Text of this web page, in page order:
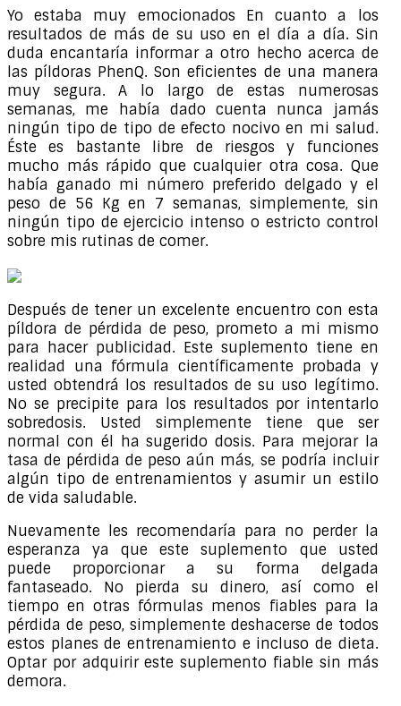
Yo estaba muy emocionados En cuanto a los
resultados de más de su uso en el día a día. Sin
duda encantaría informar a otro hecho acerca de
las píldoras PhenQ. Son eficientes de una manera
muy segura. A lo largo de estas numerosas
semanas, me había dado cuenta nunca jamás
ningún tipo de tipo de efecto nocivo en mi salud.
Éste es bastante libre de riesgos y funciones
mucho más rápido que cualquier otra cosa. Que
había ganado mi número preferido delgado y el
peso de 56 Kg en 7 semanas, simplemente, sin
ningún tipo de ejercicio intenso o estricto control
sobre mis rutinas de comer.
Después de tener un excelente encuentro con esta
píldora de pérdida de peso, prometo a mi mismo
para hacer publicidad. Este suplemento tiene en
realidad una fórmula científicamente probada y
usted obtendrá los resultados de su uso legítimo.
No se precipite para los resultados por intentarlo
sobredosis. Usted simplemente tiene que ser
normal con él ha sugerido dosis. Para mejorar la
tasa de pérdida de peso aún más, se podría incluir
algún tipo de entrenamientos y asumir un estilo
de vida saludable.
Nuevamente les recomendaría para no perder la
esperanza ya que este suplemento que usted
puede proporcionar a su forma delgada
fantaseado. No pierda su dinero, así como el
tiempo en otras fórmulas menos fiables para la
pérdida de peso, simplemente deshacerse de todos
estos planes de entrenamiento e incluso de dieta.
Optar por adquirir este suplemento fiable sin más
demora.